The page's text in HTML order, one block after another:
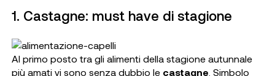
1. Castagne: must have di stagione
Al primo posto tra gli alimenti della stagione autunnale
più amati vi sono senza dubbio le castagne . Simbolo